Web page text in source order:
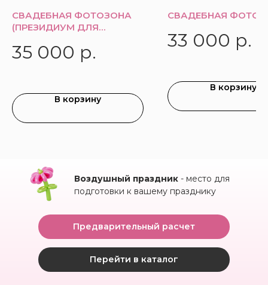
СВАДЕБНАЯ ФОТОЗОНА
(ПРЕЗИДИУМ ДЛЯ
35 000 р.
В корзину
СВАДЕБНАЯ
33 000 р.
В корзину
Воздушный праздник - место для
подготовки к вашему празднику
Перейти в каталог
Предварительный расчет